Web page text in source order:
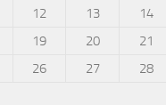
12 13 14
19 20 21
26 27 28